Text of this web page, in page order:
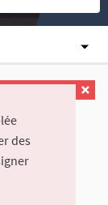
des